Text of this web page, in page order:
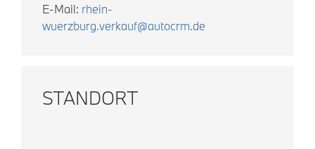
E-Mail: rhein-
wuerzburg.verkauf@autocrm.de
STANDORT